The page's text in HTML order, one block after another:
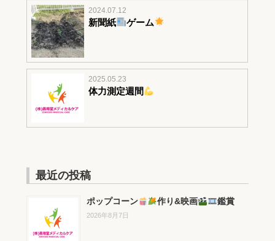
2024.07.12
新聞紙 ゲーム
2025.05.23
体力測定週間
最近の投稿
ポップコーン 作り&映画 鑑賞
2026年8月7日